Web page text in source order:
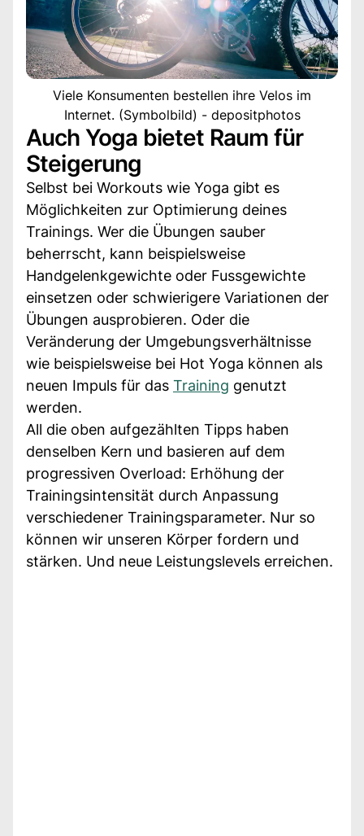
Viele Konsumenten bestellen ihre Velos im
Internet. (Symbolbild) - depositphotos
Auch Yoga bietet Raum für
Steigerung
Selbst bei Workouts wie Yoga gibt es
Möglichkeiten zur Optimierung deines
Trainings. Wer die Übungen sauber
beherrscht, kann beispielsweise
Handgelenkgewichte oder Fussgewichte
einsetzen oder schwierigere Variationen der
Übungen ausprobieren. Oder die
Veränderung der Umgebungsverhältnisse
wie beispielsweise bei Hot Yoga können als
neuen Impuls für das Training genutzt
werden.
All die oben aufgezählten Tipps haben
denselben Kern und basieren auf dem
progressiven Overload: Erhöhung der
Trainingsintensität durch Anpassung
verschiedener Trainingsparameter. Nur so
können wir unseren Körper fordern und
stärken. Und neue Leistungslevels erreichen.